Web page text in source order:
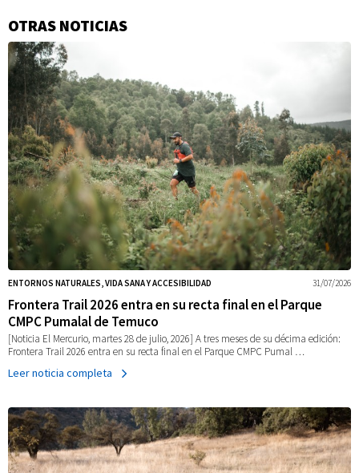
Información
adicional
OTRAS NOTICIAS
31/07/2026
ENTORNOS NATURALES, VIDA SANA Y ACCESIBILIDAD
Frontera Trail 2026 entra en su recta final en el Parque
CMPC Pumalal de Temuco
[Noticia El Mercurio, martes 28 de julio, 2026] A tres meses de su décima edición:
Frontera Trail 2026 entra en su recta final en el Parque CMPC Pumal …
Leer noticia completa